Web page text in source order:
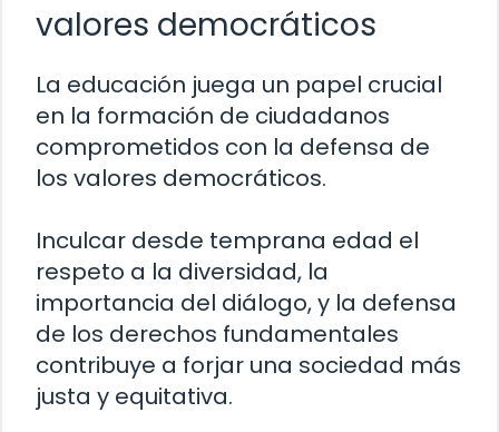
valores democráticos
La educación juega un papel crucial
en la formación de ciudadanos
comprometidos con la defensa de
los valores democráticos.
Inculcar desde temprana edad el
respeto a la diversidad, la
importancia del diálogo, y la defensa
de los derechos fundamentales
contribuye a forjar una sociedad más
justa y equitativa.